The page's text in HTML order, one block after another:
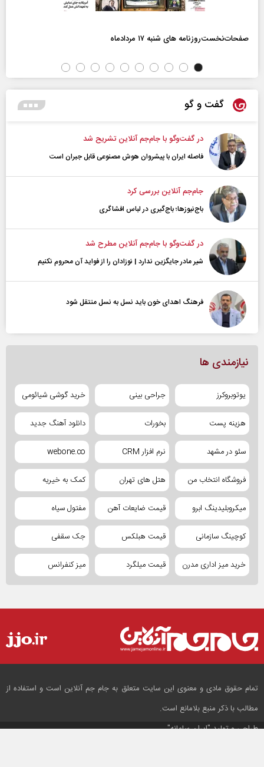
صفحات‌نخست‌روزنامه ها‌ی شنبه ۱۷ مردادماه
گفت و گو
در گفت‌و‌گو با جام‌جم آنلاین تشریح شد
فاصله ایران با پیشرو‌ان هوش مصنوعی قابل جبران است
جام‌جم آنلاین بررسی کرد
باج‌نیوزها؛ باج‌گیری در لباس افشاگری
در گفت‌و‌گو با جام‌جم آنلاین مطرح شد
شیر مادر جایگزین ندارد | نوزادان را از فواید آن محروم نکنیم
فرهنگ اهدای خون باید نسل به نسل منتقل شود
نیازمندی ها
یوتوبروکرز جراحی بینی خرید گوشی شیائومی
هزینه پست بخورات دانلود آهنگ جدید
سئو در مشهد نرم افزار CRM webone.co
فروشگاه انتخاب من هتل های تهران کمک به خیریه
میکروبلیدینگ ابرو قیمت ضایعات آهن مفتول سیاه
کوچینگ سازمانی قیمت هبلکس جک سقفی
خرید میز اداری مدرن قیمت میلگرد میز کنفرانس
تمام حقوق مادی و معنوی این سایت متعلق به جام جم آنلاین است و استفاده از
مطالب با ذکر منبع بلامانع است.
طراحی و تولید"ایران سامانه"